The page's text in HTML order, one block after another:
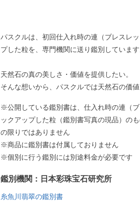
パスクルは、初回仕入れ時の連（ブレスレ
プした粒を、専門機関に送り鑑別しています
天然石の真の美しさ・価値を提供したい。
そんな想いから、パスクルでは天然石の価値
※公開している鑑別書は、仕入れ時の連（
ックアップした粒（鑑別書写真の現品）の
の限りではありません
※商品に鑑別書は付属しておりません
※個別に行う鑑別には別途料金が必要です
鑑別機関：日本彩珠宝石研究所
糸魚川翡翠の鑑別書